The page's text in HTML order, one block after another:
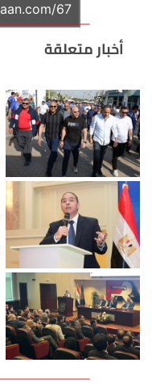
أخبار متعلقة